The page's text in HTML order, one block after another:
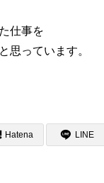
仕事を
思っています。
Hatena LINE